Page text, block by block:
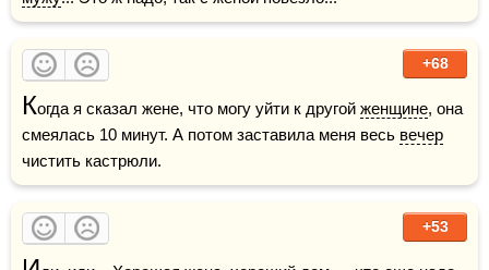
+68
Когда я сказал жене, что могу уйти к другой женщине, она
смеялась 10 минут. А потом заставила меня весь вечер
чистить кастрюли.
+53